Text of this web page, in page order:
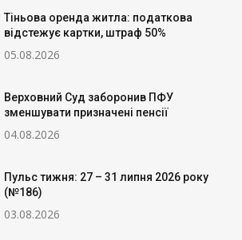
Тіньова оренда житла: податкова
відстежує картки, штраф 50%
05.08.2026
Верховний Суд заборонив ПФУ
зменшувати призначені пенсії
04.08.2026
Пульс тижня: 27 – 31 липня 2026 року
(№186)
03.08.2026